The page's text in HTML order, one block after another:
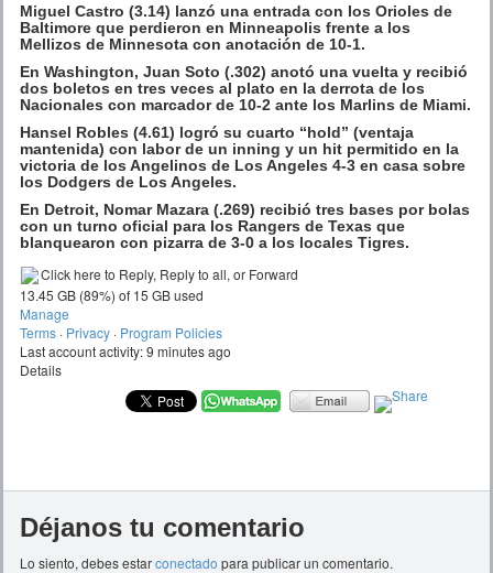
Miguel Castro (3.14) lanzó una entrada con los Orioles de
Baltimore que perdieron en Minneapolis frente a los
Mellizos de Minnesota con anotación de 10-1.
En Washington, Juan Soto (.302) anotó una vuelta y recibió
dos boletos en tres veces al plato en la derrota de los
Nacionales con marcador de 10-2 ante los Marlins de Miami.
Hansel Robles (4.61) logró su cuarto “hold” (ventaja
mantenida) con labor de un inning y un hit permitido en la
victoria de los Angelinos de Los Angeles 4-3 en casa sobre
los Dodgers de Los Angeles.
En Detroit, Nomar Mazara (.269) recibió tres bases por bolas
con un turno oficial para los Rangers de Texas que
blanquearon con pizarra de 3-0 a los locales Tigres.
Click here to Reply, Reply to all, or Forward
13.45 GB (89%) of 15 GBused
Manage
Terms · Privacy · Program Policies
Last account activity: 9 minutes ago
Details
Déjanos tu comentario
Lo siento, debes estarconectado para publicar un comentario.